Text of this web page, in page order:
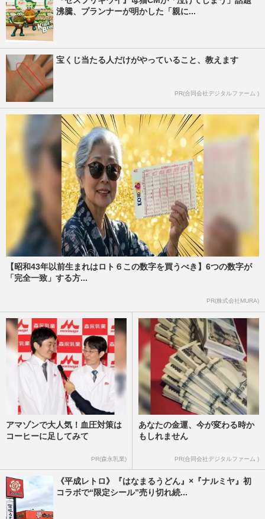
沸騰、プランナーが明かした「親に...
宝くじ当たる人だけがやっていること、教えます
PR(合同会社デジタルファーム )
【昭和43年以前生まれはロト６この数字を買うべき】6つの数字が
「完全一致」する方...
PR(株式会社MURA)
アマゾンで大人気！血圧対策は
コーヒーに足してみて
PR(森永乳業)
あなたの金運、今が変わる時か
もしれません
PR(合同会社デジタルファーム )
《平成レトロ》『はなまるうどん』×『ナルミヤ』初
コラボで“限定シール”売り切れ続...